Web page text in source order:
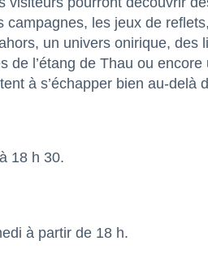
campagnes, les jeux de
un univers onirique, des
de l’étang de Thau ou encore
à s’échapper bien au-delà
18 h 30.
à partir de 18 h.